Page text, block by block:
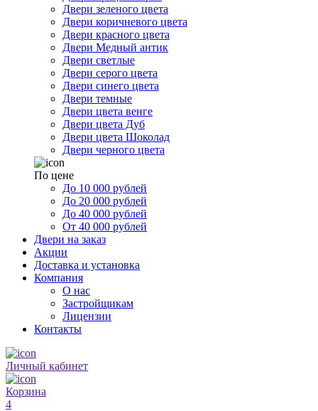
Двери зеленого цвета
Двери коричневого цвета
Двери красного цвета
Двери Медный антик
Двери светлые
Двери серого цвета
Двери синего цвета
Двери темные
Двери цвета венге
Двери цвета Дуб
Двери цвета Шоколад
Двери черного цвета
По цене
До 10 000 рублей
До 20 000 рублей
До 40 000 рублей
От 40 000 рублей
Двери на заказ
Акции
Доставка и установка
Компания
О нас
Застройщикам
Лицензии
Контакты
Личный кабинет
Корзина
4